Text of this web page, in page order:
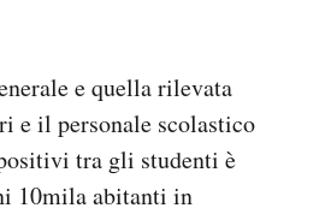
e quella rilevata
e il personale scolastico
tra gli studenti è
10mila abitanti in